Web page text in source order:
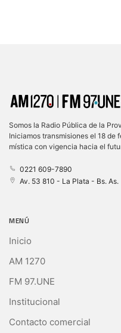
Somos la Radio Pública de la
Iniciamos transmisiones el 18 de
mística con vigencia hacia el
0221 609-7890
Av. 53 810 - La Plata - Bs. As.
MENÚ
Inicio
AM 1270
FM 97.UNE
Institucional
Contacto comercial